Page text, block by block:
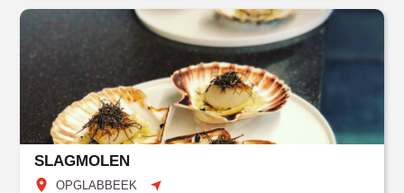
SLAGMOLEN
OPGLABBEEK